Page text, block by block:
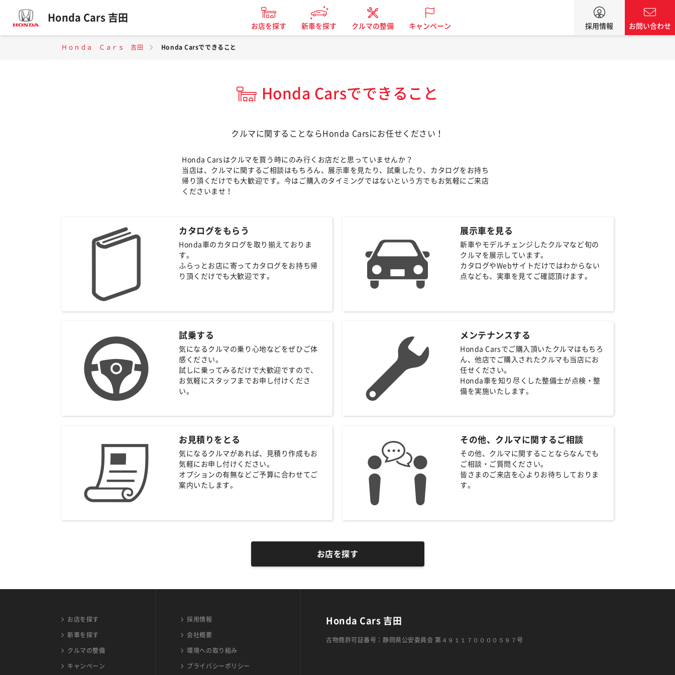
Honda Cars 吉田
お店を探す 新車を探す クルマの整備 キャンペーン 採用情報 お問い合わせ
Ｈｏｎｄａ Ｃａｒｓ 吉田 Honda Carsでできること
Honda Carsでできること
クルマに関することならHonda Carsにお任せください！
Honda Carsはクルマを買う時にのみ行くお店だと思っていませんか？
当店は、クルマに関するご相談はもちろん、展示車を見たり、試乗したり、カタログをお持ち
帰り頂くだけでも大歓迎です。今はご購入のタイミングではないという方でもお気軽にご来店
くださいませ！
カタログをもらう
Honda車のカタログを取り揃えておりま
す。
ふらっとお店に寄ってカタログをお持ち帰
り頂くだけでも大歓迎です。
展示車を見る
新車やモデルチェンジしたクルマなど旬の
クルマを展示しています。
カタログやWebサイトだけではわからない
点なども、実車を見てご確認頂けます。
試乗する
気になるクルマの乗り心地などをぜひご体
感ください。
試しに乗ってみるだけで大歓迎ですので、
お気軽にスタッフまでお申し付けくださ
い。
メンテナンスする
Honda Carsでご購入頂いたクルマはもちろ
ん、他店でご購入されたクルマも当店にお
任せください。
Honda車を知り尽くした整備士が点検・整
備を実施いたします。
お見積りをとる
気になるクルマがあれば、見積り作成もお
気軽にお申し付けください。
オプションの有無などご予算に合わせてご
案内いたします。
その他、クルマに関するご相談
その他、クルマに関することならなんでも
ご相談・ご質問ください。
皆さまのご来店を心よりお待ちしておりま
す。
お店を探す
お店を探す
新車を探す
クルマの整備
キャンペーン
採用情報
会社概要
環境への取り組み
プライバシーポリシー
Honda Cars 吉田
古物商許可証番号：静岡県公安委員会 第４９１１７００００５９７号